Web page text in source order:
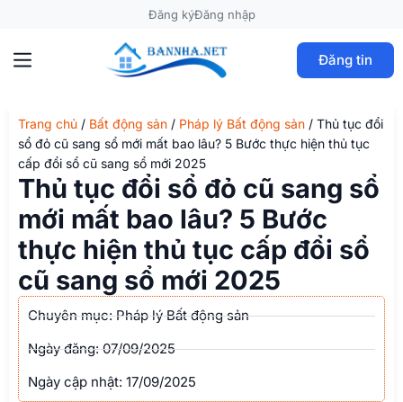
Đăng kýĐăng nhập
Đăng tin
Trang chủ / Bất động sản / Pháp lý Bất động sản / Thủ tục đổi
sổ đỏ cũ sang sổ mới mất bao lâu? 5 Bước thực hiện thủ tục
cấp đổi sổ cũ sang sổ mới 2025
Thủ tục đổi sổ đỏ cũ sang sổ
mới mất bao lâu? 5 Bước
thực hiện thủ tục cấp đổi sổ
cũ sang sổ mới 2025
Chuyên mục: Pháp lý Bất động sản
Ngày đăng: 07/09/2025
Ngày cập nhật: 17/09/2025